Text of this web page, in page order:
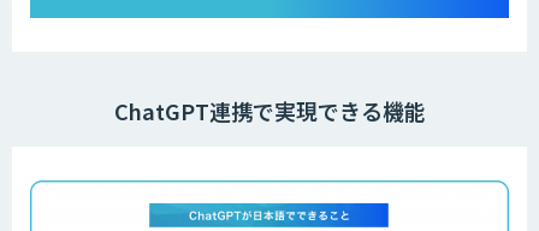
ChatGPT連携で実現できる機能